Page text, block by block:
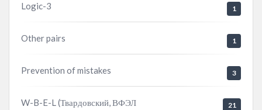
Logic-3 1
Other pairs 1
Prevention of mistakes 3
W-B-E-L (Твардовский, ВФЭЛ 21